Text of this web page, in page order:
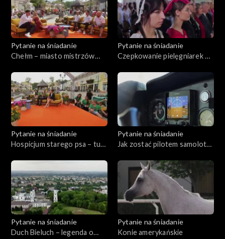
Pytanie na śniadanie
Chełm – miasto mistrzów
Pytanie na śniadanie
Czepkowanie pielęgniarek w
Pytanie na śniadanie
Hospicjum starego psa – tu
Pytanie na śniadanie
Jak zostać pilotem samolotu
Pytanie na śniadanie
Duch Bieluch – legenda o
Pytanie na śniadanie
Konie amerykańskie